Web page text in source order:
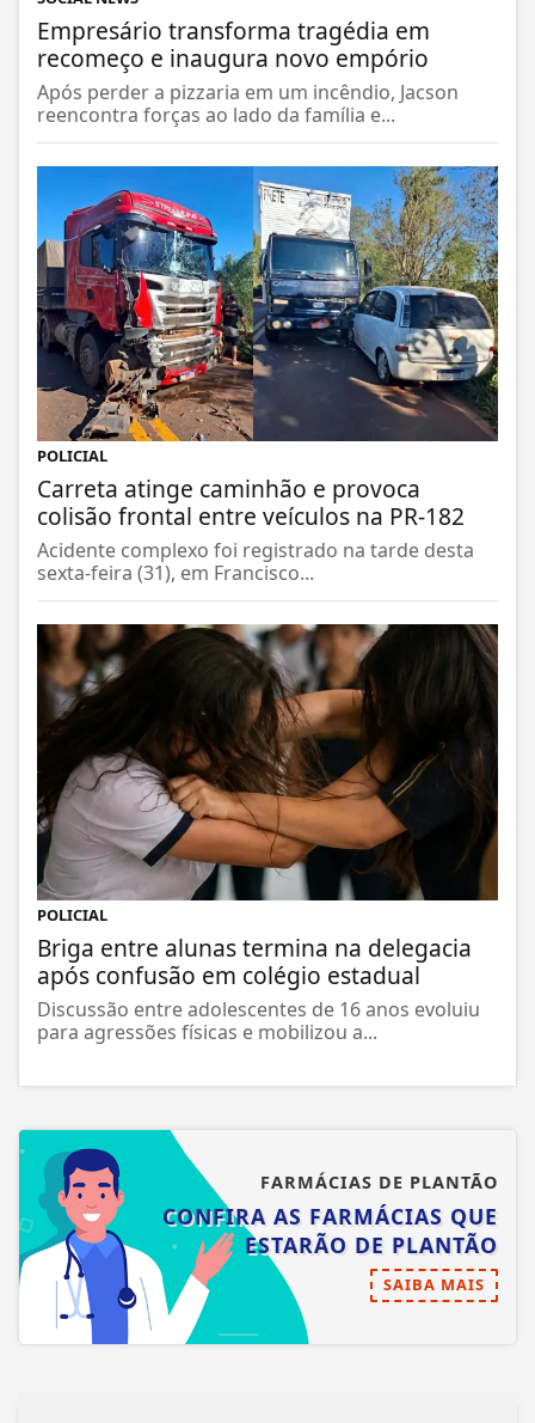
Empresário transforma tragédia em
recomeço e inaugura novo empório
Após perder a pizzaria em um incêndio, Jacson
reencontra forças ao lado da família e...
POLICIAL
Carreta atinge caminhão e provoca
colisão frontal entre veículos na PR-182
Acidente complexo foi registrado na tarde desta
sexta-feira (31), em Francisco...
POLICIAL
Briga entre alunas termina na delegacia
após confusão em colégio estadual
Discussão entre adolescentes de 16 anos evoluiu
para agressões físicas e mobilizou a...
FARMÁCIAS DE PLANTÃO
CONFIRA AS FARMÁCIAS QUE
ESTARÃO DE PLANTÃO
SAIBA MAIS